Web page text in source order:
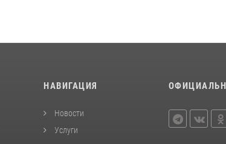
НАВИГАЦИЯ
Новости
Услуги